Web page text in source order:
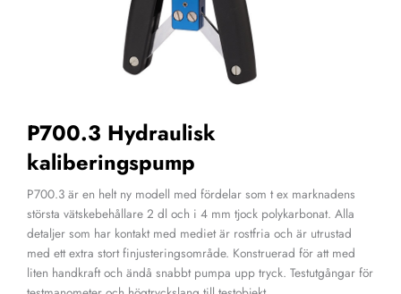
P700.3 Hydraulisk
kaliberingspump
P700.3 är en helt ny modell med fördelar som t ex marknadens
största vätskebehållare 2 dl och i 4 mm tjock polykarbonat. Alla
detaljer som har kontakt med mediet är rostfria och är utrustad
med ett extra stort finjusteringsområde. Konstruerad för att med
liten handkraft och ändå snabbt pumpa upp tryck. Testutgångar för